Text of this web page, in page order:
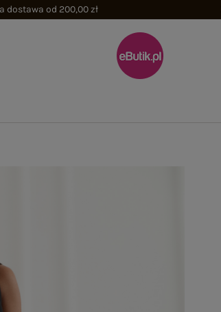
dostawa od 200,00 zł